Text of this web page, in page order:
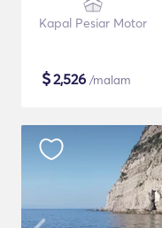
Kapal Pesiar Motor
$2,526 /malam